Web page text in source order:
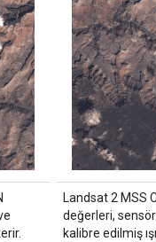
Landsat 2 MSS
değerleri,
kalibre edilmiş